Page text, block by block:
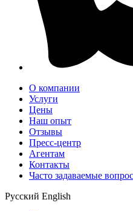
О компании
Услуги
Цены
Наш опыт
Отзывы
Пресс-центр
Агентам
Контакты
Часто задаваемые
Русский English